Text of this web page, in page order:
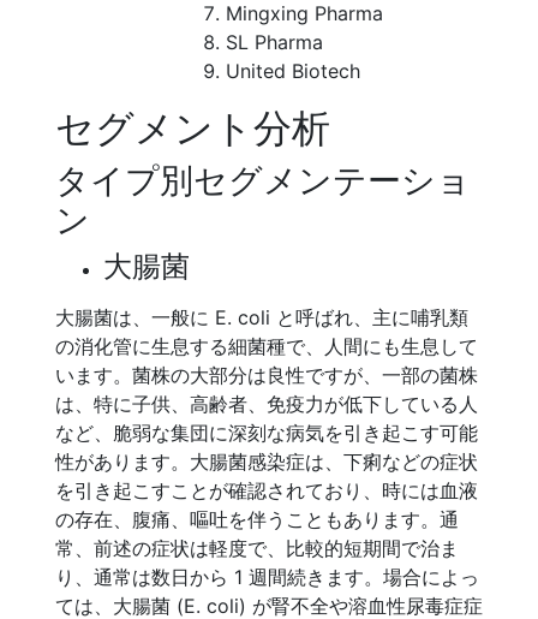
Mingxing Pharma
SL Pharma
United Biotech
セグメント分析
タイプ別セグメンテーショ
ン
大腸菌
大腸菌は、一般に E. coli と呼ばれ、主に哺乳類
の消化管に生息する細菌種で、人間にも生息して
います。菌株の大部分は良性ですが、一部の菌株
は、特に子供、高齢者、免疫力が低下している人
など、脆弱な集団に深刻な病気を引き起こす可能
性があります。大腸菌感染症は、下痢などの症状
を引き起こすことが確認されており、時には血液
の存在、腹痛、嘔吐を伴うこともあります。通
常、前述の症状は軽度で、比較的短期間で治ま
り、通常は数日から 1 週間続きます。場合によっ
ては、大腸菌 (E. coli) が腎不全や溶血性尿毒症症